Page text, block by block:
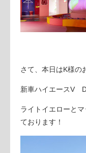
さて、本日はK様の
新車ハイエースV
ライトイエローと
ております！